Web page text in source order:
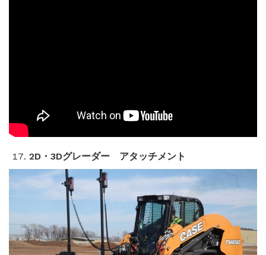
2D・3Dグレーダー アタッチメント